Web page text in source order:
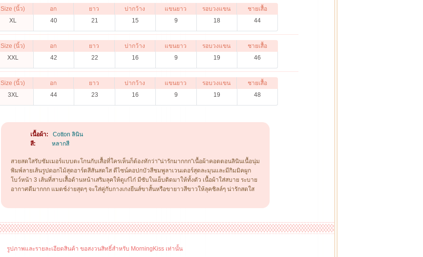
Size (นิ้ว)
XL
อก
40
ยาว
21
บ่ากว้าง
15
แขนยาว
9
รอบวงแขน
18
ชายเสื้อ
44
Size (นิ้ว)
XXL
อก
42
ยาว
22
บ่ากว้าง
16
แขนยาว
9
รอบวงแขน
19
ชายเสื้อ
46
Size (นิ้ว)
3XL
อก
44
ยาว
23
บ่ากว้าง
16
แขนยาว
9
รอบวงแขน
19
ชายเสื้อ
48
เนื้อผ้า:
Cotton ลินิน
สี:
หลากสี
สวยสดใสรับซัมเมอร์แบบตะโกนกับเสื้อที่ใครเห็นก็ต้องทักว่า"น่ารักมากกก"เนื้อผ้าคอตตอนลินินเนื้อนุ่ม
พิมพ์ลายเส้นรูปดอกไม้สุดอาร์ตสีสันสดใส ดีไซน์คอปกบัวสีชมพูลาเวนเดอร์สุดละมุนและมีกิมมิคผูก
โบว์หน้า 3 เส้นที่สาบเสื้อด้านหน้าเสริมลุคให้ดูเก๋ไก๋ มีซับในเย็บติดมาให้ทั้งตัว เนื้อผ้าใส่สบาย ระบาย
อากาศดีมากกก แมตช์ง่ายสุดๆ จะใส่คู่กับกางเกงยีนส์ขาสั้นหรือขายาวสีขาวให้ลุคชิลล์ๆ น่ารักสดใส
รูปภาพและรายละเอียดสินค้า ขอสงวนสิทธิ์สำหรับ MorningKiss เท่านั้น